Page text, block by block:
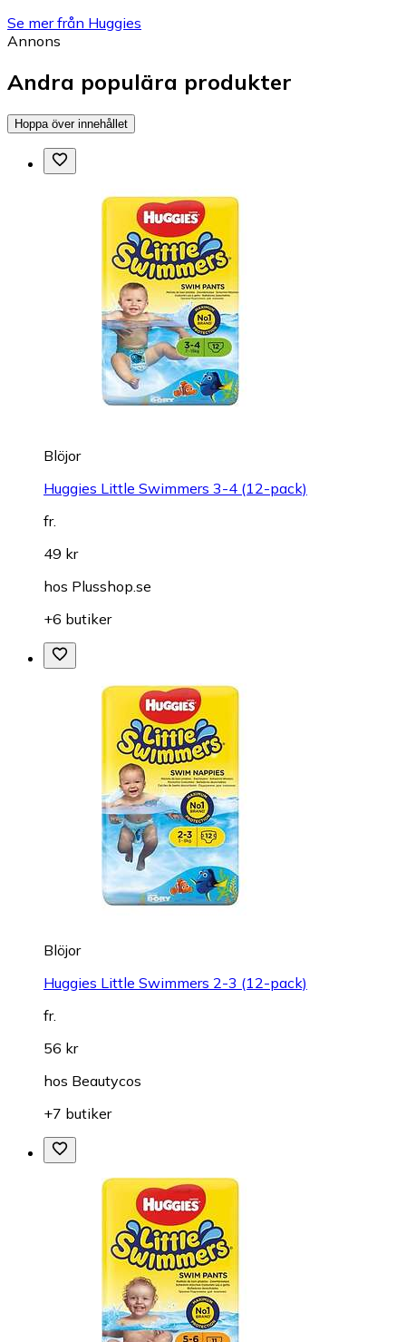
Se mer från Huggies
Annons
Andra populära produkter
Hoppa över innehållet
Blöjor
Huggies Little Swimmers 3-4 (12-pack)
fr.
49 kr
hos Plusshop.se
+6 butiker
Blöjor
Huggies Little Swimmers 2-3 (12-pack)
fr.
56 kr
hos Beautycos
+7 butiker